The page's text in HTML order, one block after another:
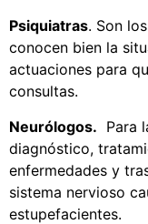
Psiquiatras. Son
conocen bien la
actuaciones para
consultas.
Neurólogos. Para
diagnóstico,
enfermedades y
sistema nervioso
estupefacientes.